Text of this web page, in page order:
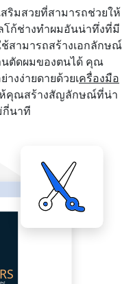
สริมสวยที่สามารถช่วยให้
ก้ช่างทำผมอันน่าทึ่งที่มี
สามารถสร้างเอกลักษณ์
นตัดผมของตนได้ คุณ
งง่ายดายด้วยเครื่องมือ
ห้คุณสร้างสัญลักษณ์ที่น่า
กี่นาที